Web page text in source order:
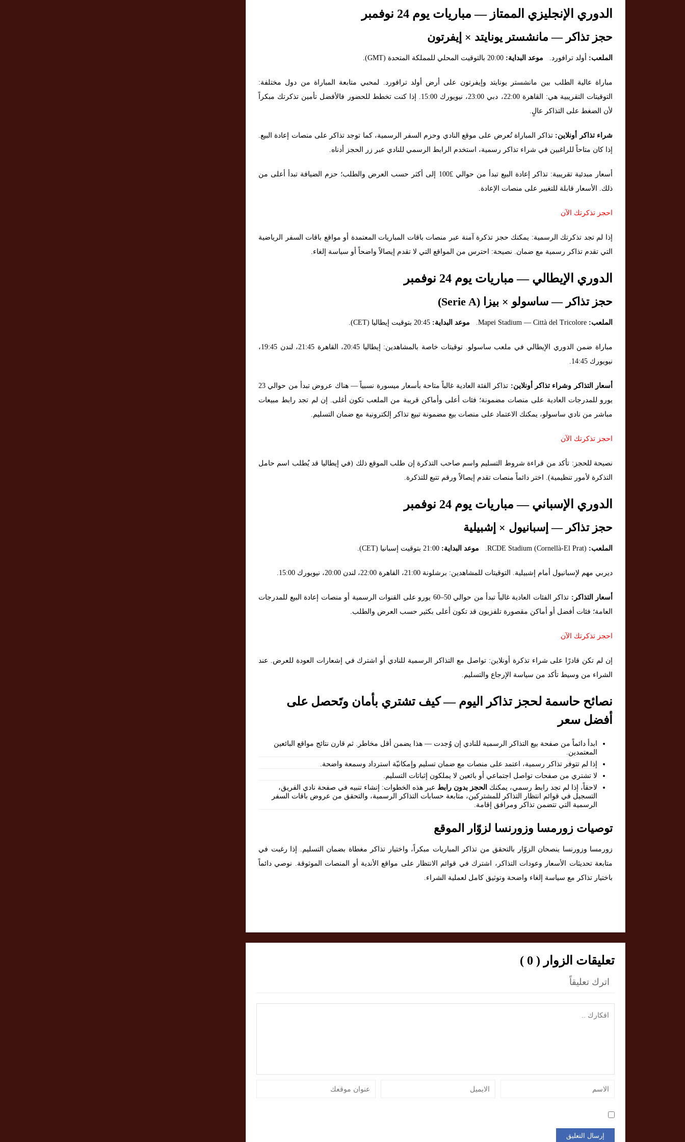
الدوري الإنجليزي الممتاز — مباريات يوم 24 نوفمبر
حجز تذاكر — مانشستر يونايتد × إيفرتون
الملعب: أولد ترافورد. موعد البداية:
مباراة عالية الطلب بين مانشستر يونايتد وإيفرتون على أرض أولد ترافورد. لمحبي متابعة المباراة من دول مختلفة:
التوقيتات التقريبية هي: القاهرة 22:00، دبي 23:00، نيويورك 15:00. إذا كنت تخطط للحضور فالأفضل تأمين تذكرتك مبكراً
لأن الضغط على التذاكر عالٍ.
شراء تذاكر أونلاين: تذاكر المباراة تُعرض على موقع النادي وحزم السفر الرسمية، كما توجد تذاكر على منصات إعادة البيع.
إذا كان متاحاً للراغبين في شراء تذاكر رسمية، استخدم الرابط الرسمي للنادي عبر زر الحجز أدناه.
أسعار مبدئية تقريبية: تذاكر إعادة البيع تبدأ من حوالي £100 إلى أكثر حسب العرض والطلب؛ حزم الضيافة تبدأ أعلى من
ذلك. الأسعار قابلة للتغيير على منصات الإعادة.
احجز تذكرتك الآن
إذا لم تجد تذكرتك الرسمية: يمكنك حجز تذكرة آمنة عبر منصات باقات المباريات المعتمدة أو مواقع باقات السفر الرياضية
التي تقدم تذاكر رسمية مع ضمان. نصيحة: احترس من المواقع التي لا تقدم إيصالاً واضحاً أو سياسة إلغاء.
الدوري الإيطالي — مباريات يوم 24 نوفمبر
حجز تذاكر — ساسولو × بيزا (Serie A)
الملعب: موعد البداية:
مباراة ضمن الدوري الإيطالي في ملعب ساسولو. توقيتات خاصة بالمشاهدين: إيطاليا 20:45، القاهرة 21:45، لندن 19:45،
نيويورك 14:45.
أسعار التذاكر وشراء تذاكر أونلاين:
تذاكر الفئة العادية غالباً متاحة بأسعار ميسورة نسبياً — هناك عروض تبدأ من حوالي 23
يورو للمدرجات العادية على منصات مضمونة؛ فئات أعلى وأماكن قريبة من الملعب تكون أغلى. إن لم تجد رابط مبيعات
مباشر من نادي ساسولو، يمكنك الاعتماد على منصات بيع مضمونة تبيع تذاكر إلكترونية مع ضمان التسليم.
احجز تذكرتك الآن
نصيحة للحجز: تأكد من قراءة شروط التسليم واسم صاحب التذكرة إن طلب الموقع ذلك (في إيطاليا قد يُطلب اسم حامل
التذكرة لأمور تنظيمية). اختر دائماً منصات تقدم إيصالاً ورقم تتبع للتذكرة.
الدوري الإسباني — مباريات يوم 24 نوفمبر
حجز تذاكر — إسبانيول × إشبيلية
الملعب: موعد البداية:
ديربي مهم لإسبانيول أمام إشبيلية. التوقيتات للمشاهدين: برشلونة 21:00، القاهرة 22:00، لندن 20:00، نيويورك 15:00.
أسعار التذاكر:
تذاكر الفئات العادية غالباً تبدأ من حوالي 50–60 يورو على القنوات الرسمية أو منصات إعادة البيع للمدرجات
العامة؛ فئات أفضل أو أماكن مقصورة تلفزيون قد تكون أعلى بكثير حسب العرض والطلب.
احجز تذكرتك الآن
إن لم تكن قادرًا على شراء تذكرة أونلاين: تواصل مع التذاكر الرسمية للنادي أو اشترك في إشعارات العودة للعرض. عند
الشراء من وسيط تأكد من سياسة الإرجاع والتسليم.
نصائح حاسمة لحجز تذاكر اليوم — كيف تشتري بأمان وتَحصل على
أفضل سعر
ابدأ دائماً من صفحة بيع التذاكر الرسمية للنادي إن وُجدت — هذا يضمن أقل مخاطر. ثم قارن نتائج مواقع البائعين
المعتمدين.
إذا لم تتوفر تذاكر رسمية، اعتمد على منصات مع ضمان تسليم وإمكانيّة استرداد وسمعة واضحة.
لا تشتري من صفحات تواصل اجتماعي أو بائعين لا يملكون إثباتات التسليم.
لاحقاً، إذا لم تجد رابط رسمي، يمكنك الحجز بدون رابط عبر هذه الخطوات: إنشاء تنبيه في صفحة نادي الفريق،
التسجيل في قوائم انتظار التذاكر للمشتركين، متابعة حسابات التذاكر الرسمية، والتحقق من عروض باقات السفر
الرسمية التي تتضمن تذاكر ومرافق إقامة.
توصيات زورمسا وزورنسا لزوّار الموقع
زورمسا وزورنسا ينصحان الزوّار بالتحقق من تذاكر المباريات مبكراً، واختيار تذاكر مغطاة بضمان التسليم. إذا رغبت في
متابعة تحديثات الأسعار وعودات التذاكر، اشترك في قوائم الانتظار على مواقع الأندية أو المنصات الموثوقة. نوصي دائماً
باختيار تذاكر مع سياسة إلغاء واضحة وتوثيق كامل لعملية الشراء.
تعليقات الزوار ( 0 )
اترك تعليقاً